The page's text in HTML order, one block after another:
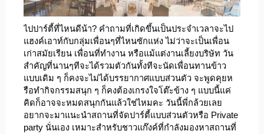
ไปปาร์ตี้ที่ไหนดีน้า? คำถามที่เกิดขึ้นเป็นประจำเวลาจะไป
แฮงค์เอาท์กับกลุ่มเพื่อนๆที่ไหนซักแห่ง ไม่ว่าจะเป็นเพื่อน
เก่าสมัยเรียน เพื่อนที่ทำงาน หรือแม้แต่งานเลี้ยงบริษัท วัน
สำคัญที่นานๆทีจะได้รวมตัวกันทั้งทีจะนัดเพื่อนทานข้าว
แบบเดิม ๆ ก็คงจะไม่ได้บรรยากาศแบบส่วนตัว จะพูดคุยห
รือทำกิจกรรมสนุก ๆ ก็คงต้องเกรงใจโต๊ะข้าง ๆ แบบนี้แค่
คิดก็อาจจะหมดสนุกกันแล้วใช่ไหมคะ วันนี้พี่กล้วยเลย
อยากจะมาแนะนำสถานที่จัดปาร์ตี้แบบส่วนตัวหรือ Private
party นั่นเอง เหมาะสำหรับชาวแก๊งค์ที่กำลังมองหาสถานที่